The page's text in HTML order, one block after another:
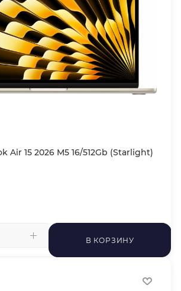
Air 15 2026 M5 16/512Gb (Starlight)
В КОРЗИНУ